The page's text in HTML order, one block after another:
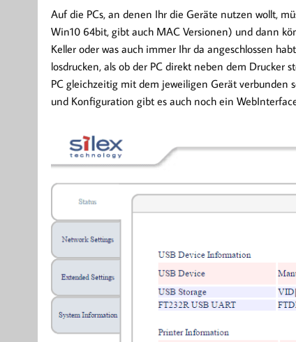
Auf die PCs, an denen Ihr die Geräte nutzen wollt,
Win10 64bit, gibt auch MAC Versionen) und dann
Keller oder was auch immer Ihr da angeschlossen
losdrucken, als ob der PC direkt neben dem Drucker
PC gleichzeitig mit dem jeweiligen Gerät verbunden
und Konfiguration gibt es auch noch ein